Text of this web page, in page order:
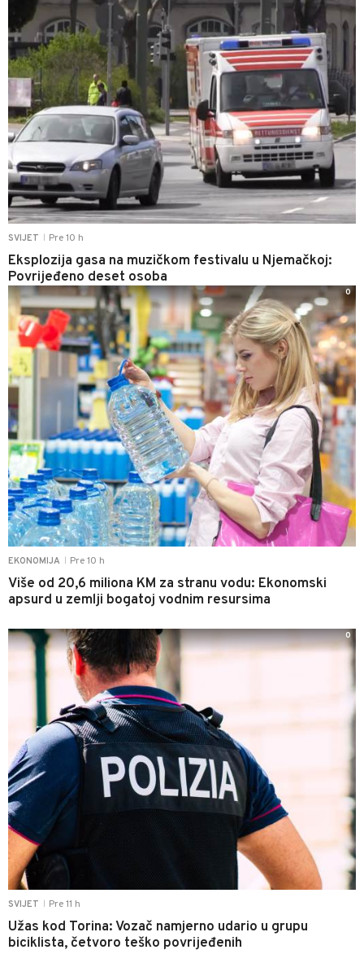
SVIJET Pre 10 h
Eksplozija gasa na muzičkom festivalu u Njemačkoj:
Povrijeđeno deset osoba
EKONOMIJA Pre 10 h
Više od 20,6 miliona KM za stranu vodu: Ekonomski
apsurd u zemlji bogatoj vodnim resursima
0
SVIJET Pre 11 h
Užas kod Torina: Vozač namjerno udario u grupu
biciklista, četvoro teško povrijeđenih
0